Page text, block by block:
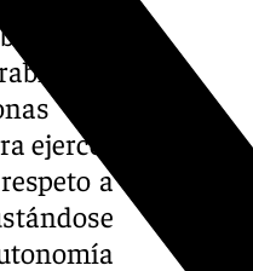
de
con
ejercer
a